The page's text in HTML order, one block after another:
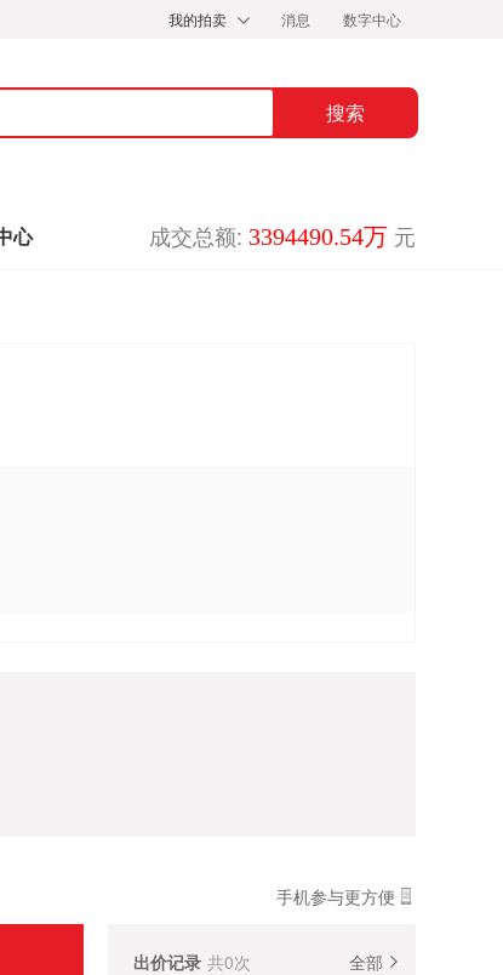
我的拍卖 消息 数字中心
心 成交总额: 3394490.54万 元
手机参与更方便
出价记录 共0次 全部